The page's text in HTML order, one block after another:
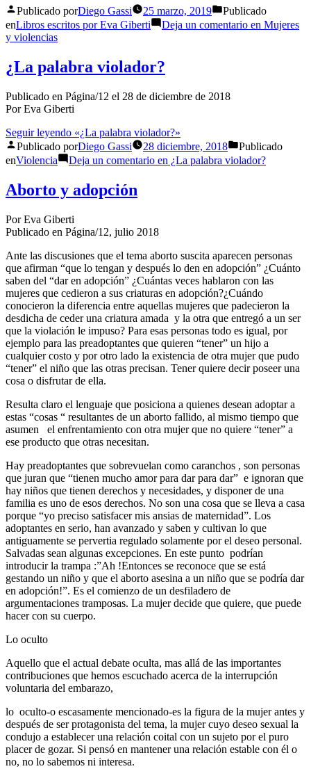
Publicado porDiego Gassi 25 marzo, 2019
Publicado
enLibros escritos por Eva Giberti Deja un comentario en Mujeres
y violencias
¿La palabra violador?
Publicado en Página/12 el 28 de diciembre de 2018
Por Eva Giberti
Seguir leyendo «¿La palabra violador?»
Publicado porDiego Gassi 28 diciembre, 2018
Publicado
enViolencia Deja un comentario en ¿La palabra violador?
Aborto y adopción
Por Eva Giberti
Publicado en Página/12, julio 2018
Ante las discusiones que el tema aborto suscita aparecen personas
que afirman “que lo tengan y después lo den en adopción” ¿Cuánto
saben del “dar en adopción” ¿Cuántas veces hablaron con las
mujeres que cedieron a sus criaturas en adopción?¿Cuándo
conocieron la diferencia entre aquellas mujeres que padecieron la
desdicha de ceder una criatura amada y la otra que entregó a un ser
que la violación le impuso? Para esas personas todo es igual, por
ejemplo para las preadoptantes que quieren “tener” un hijo a
cualquier costo y por otro lado la existencia de otra mujer que pudo
“tener” el niño que las otras precisan. Tener quiere decir poseer una
cosa o disfrutar de ella.
Resulta claro el lenguaje que posiciona a quienes desean adoptar a
estas “cosas “ resultantes de un aborto fallido, al mismo tiempo que
asumen el enfrentamiento con otra mujer que no quiere “tener” a
ese producto que otras necesitan.
Hay preadoptantes que sobrevuelan como caranchos , son personas
que juran que “tienen mucho amor para dar para dar” e ignoran que
hay niños que tienen derechos y necesidades, y disponer de una
familia es uno de esos derechos. No son una cosa que se lleva a casa
porque “yo preciso satisfacer mis ansias de maternidad”. Los
adoptantes en serio, han avanzado y saben y cultivan lo que
antiguamente se pervertia regulado solamente por el deseo personal.
Salvadas sean algunas excepciones. En este punto podrían
introducir la trampa :”Ah !Entonces se reconoce que se está
gestando un niño y que el aborto asesina a un niño que se podría dar
en adopción!”. Es el comienzo de un desfiladero de
argumentaciones tramposas. La mujer decide que quiere, que puede
hacer con su cuerpo.
Lo oculto
Aquello que el actual debate oculta, mas allá de las importantes
contribuciones que hemos escuchado acerca de la interrupción
voluntaria del embarazo,
lo oculto-o escasamente mencionado-es la figura de la mujer antes y
después de ser protagonista del tema, la mujer cuyo deseo sexual la
condujo a establecer una relación coital con un sujeto por el puro
placer de gozar. Si pensó en mantener una relación estable con él o
no, no lo sabemos ni interesa.